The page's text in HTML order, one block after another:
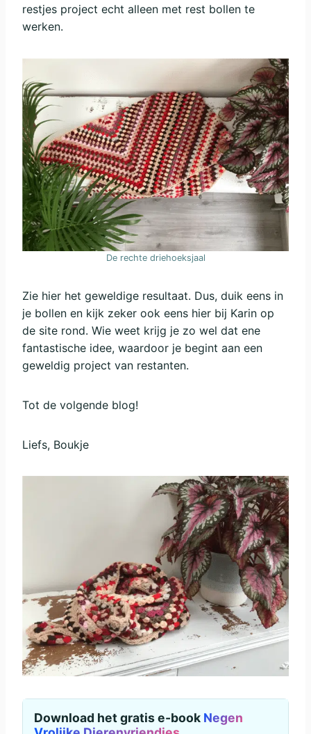
restjes project echt alleen met rest bollen te
werken.
De rechte driehoeksjaal
Zie hier het geweldige resultaat. Dus, duik eens in
je bollen en kijk zeker ook eens hier bij Karin op
de site rond. Wie weet krijg je zo wel dat ene
fantastische idee, waardoor je begint aan een
geweldig project van restanten.
Tot de volgende blog!
Liefs, Boukje
Download het gratis e-book Negen